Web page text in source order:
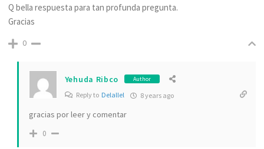
Q bella respuesta para tan profunda pregunta.
Gracias
0
Yehuda Ribco Author
Reply to Delallel 8 years ago
gracias por leer y comentar
0